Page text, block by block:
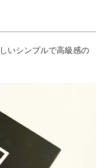
いシンプルで高級感の